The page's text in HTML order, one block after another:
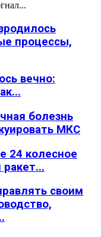
процессы,
вечно:
болезнь
МКС
24 колесное
своим